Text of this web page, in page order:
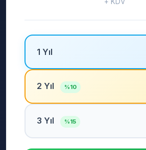
1 Yıl
2 Yıl %10
3 Yıl %15